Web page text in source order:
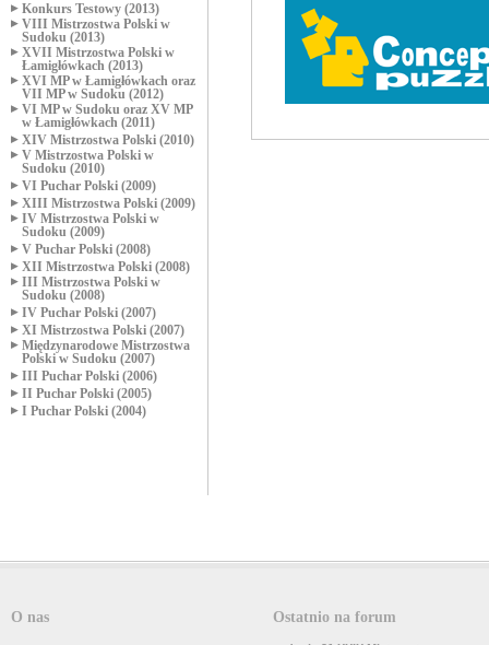
Konkurs Testowy (2013)
VIII Mistrzostwa Polski w
Sudoku (2013)
XVII Mistrzostwa Polski w
Łamigłówkach (2013)
XVI MP w Łamigłówkach oraz
VII MP w Sudoku (2012)
VI MP w Sudoku oraz XV MP
w Łamigłówkach (2011)
XIV Mistrzostwa Polski (2010)
V Mistrzostwa Polski w
Sudoku (2010)
VI Puchar Polski (2009)
XIII Mistrzostwa Polski (2009)
IV Mistrzostwa Polski w
Sudoku (2009)
V Puchar Polski (2008)
XII Mistrzostwa Polski (2008)
III Mistrzostwa Polski w
Sudoku (2008)
IV Puchar Polski (2007)
XI Mistrzostwa Polski (2007)
Międzynarodowe Mistrzostwa
Polski w Sudoku (2007)
III Puchar Polski (2006)
II Puchar Polski (2005)
I Puchar Polski (2004)
O nas Ostatnio na forum